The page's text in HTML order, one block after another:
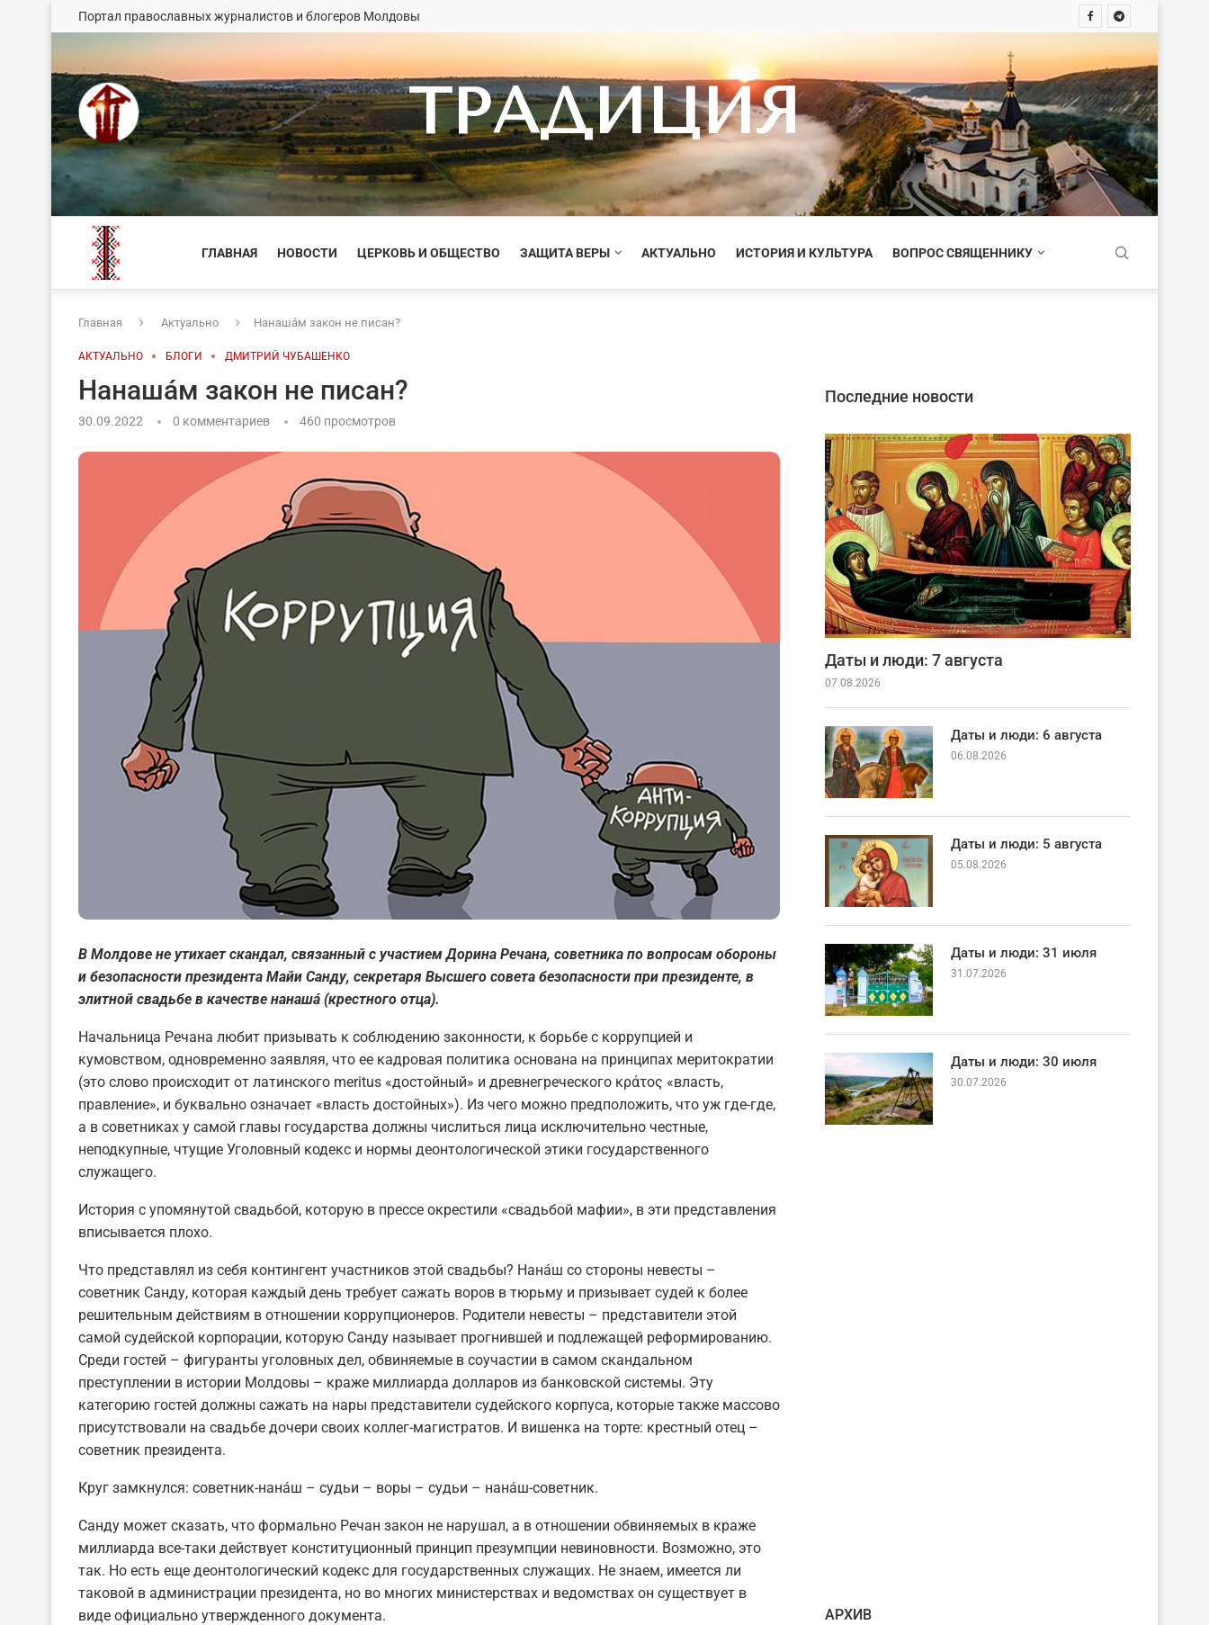
Портал православных журналистов и блогеров Молдовы
ТРАДИЦИЯ
ГЛАВНАЯ НОВОСТИ ЦЕРКОВЬ И ОБЩЕСТВО ЗАЩИТА ВЕРЫ АКТУАЛЬНО ИСТОРИЯ И КУЛЬТУРА ВОПРОС СВЯЩЕННИКУ
Главная Актуально Нанашáм закон не писан?
АКТУАЛЬНО БЛОГИ ДМИТРИЙ ЧУБАШЕНКО
Нанашáм закон не писан?
30.09.2022 0 комментариев 460 просмотров
В Молдове не утихает скандал, связанный с участием Дорина Речана, советника по вопросам обороны
и безопасности президента Майи Санду, секретаря Высшего совета безопасности при президенте, в
элитной свадьбе в качестве нанашá (крестного отца).
Начальница Речана любит призывать к соблюдению законности, к борьбе с коррупцией и
кумовством, одновременно заявляя, что ее кадровая политика основана на принципах меритократии
(это слово происходит от латинского meritus «достойный» и древнегреческого κράτος «власть,
правление», и буквально означает «власть достойных»). Из чего можно предположить, что уж где-где,
а в советниках у самой главы государства должны числиться лица исключительно честные,
неподкупные, чтущие Уголовный кодекс и нормы деонтологической этики государственного
служащего.
История с упомянутой свадьбой, которую в прессе окрестили «свадьбой мафии», в эти представления
вписывается плохо.
Что представлял из себя контингент участников этой свадьбы? Нанáш со стороны невесты –
советник Санду, которая каждый день требует сажать воров в тюрьму и призывает судей к более
решительным действиям в отношении коррупционеров. Родители невесты – представители этой
самой судейской корпорации, которую Санду называет прогнившей и подлежащей реформированию.
Среди гостей – фигуранты уголовных дел, обвиняемые в соучастии в самом скандальном
преступлении в истории Молдовы – краже миллиарда долларов из банковской системы. Эту
категорию гостей должны сажать на нары представители судейского корпуса, которые также массово
присутствовали на свадьбе дочери своих коллег-магистратов. И вишенка на торте: крестный отец –
советник президента.
Круг замкнулся: советник-нанáш – судьи – воры – судьи – нанáш-советник.
Санду может сказать, что формально Речан закон не нарушал, а в отношении обвиняемых в краже
миллиарда все-таки действует конституционный принцип презумпции невиновности. Возможно, это
так. Но есть еще деонтологический кодекс для государственных служащих. Не знаем, имеется ли
таковой в администрации президента, но во многих министерствах и ведомствах он существует в
виде официально утвержденного документа.
Последние новости
Даты и люди: 7 августа
07.08.2026
Даты и люди: 6 августа
06.08.2026
Даты и люди: 5 августа
05.08.2026
Даты и люди: 31 июля
31.07.2026
Даты и люди: 30 июля
30.07.2026
AРХИВ